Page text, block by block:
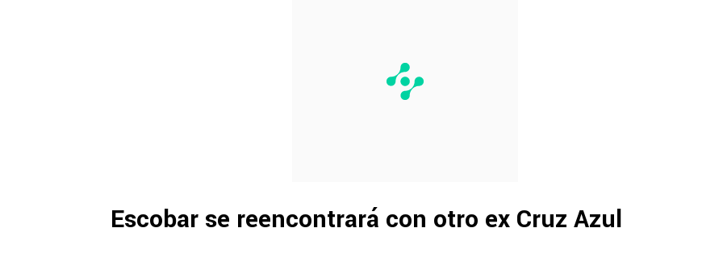
Escobar se reencontrará con otro ex Cruz Azul